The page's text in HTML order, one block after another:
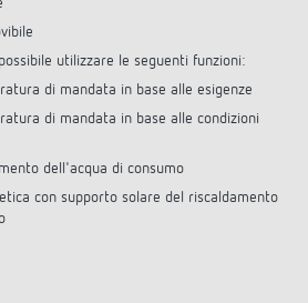
utilizzare le seguenti funzioni:
di mandata in base alle esigenze
di mandata in base alle condizioni
dell'acqua di consumo
con supporto solare del riscaldamento